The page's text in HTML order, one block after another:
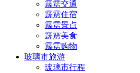
霹雳交通
霹雳住宿
霹雳景点
霹雳美食
霹雳购物
玻璃市旅游
玻璃市行程